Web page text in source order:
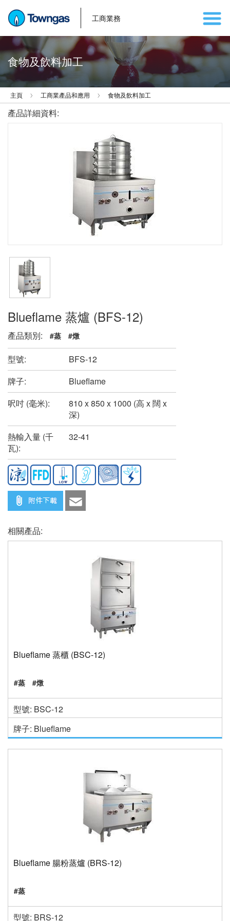
工商業務
食物及飲料加工
主頁 工商業產品和應用 食物及飲料加工
產品詳細資料:
Blueflame 蒸爐 (BFS-12)
產品類別: #蒸 #燉
型號:
BFS-12
牌子:
Blueflame
呎吋 (毫米):
810 x 850 x 1000 (高 x 闊 x
深)
熱輸入量 (千
瓦):
32-41
相關產品:
Blueflame 蒸櫃 (BSC-12)
#蒸 #燉
型號: BSC-12
牌子: Blueflame
Blueflame 腸粉蒸爐 (BRS-12)
#蒸
型號: BRS-12